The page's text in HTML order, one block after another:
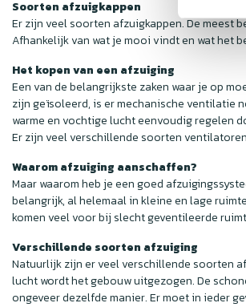
Soorten afzuigkappen
Er zijn veel soorten afzuigkappen. De meest
Afhankelijk van wat je mooi vindt en wat het
Het kopen van een afzuiging
Een van de belangrijkste zaken waar je op
zijn geïsoleerd, is er mechanische ventilatie
warme en vochtige lucht eenvoudig regelen
Er zijn veel verschillende soorten
Waarom afzuiging aanschaffen?
Maar waarom heb je een goed
belangrijk, al helemaal in kleine en lage
komen veel voor bij slecht geventileerde
Verschillende soorten afzuiging
Natuurlijk zijn er veel verschillende soorten
lucht wordt het gebouw uitgezogen. De
ongeveer dezelfde manier. Er moet in ieder